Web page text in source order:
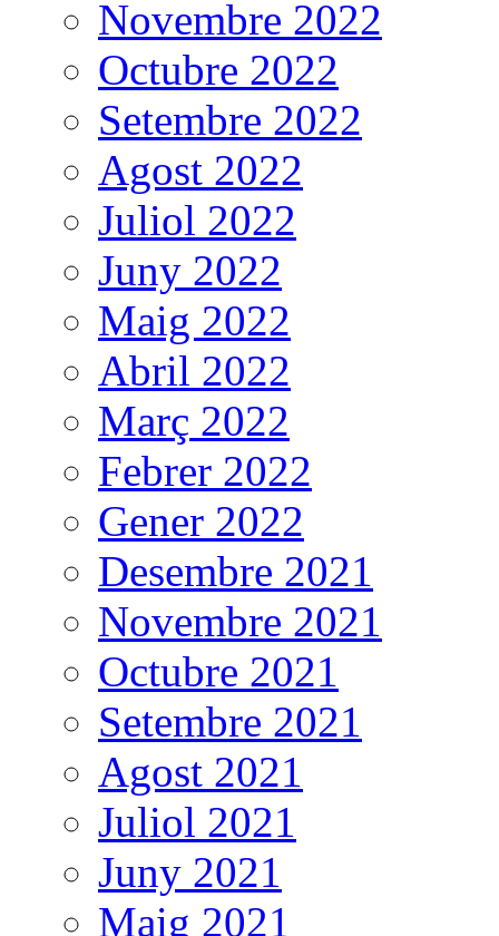
Novembre 2022
Octubre 2022
Setembre 2022
Agost 2022
Juliol 2022
Juny 2022
Maig 2022
Abril 2022
Març 2022
Febrer 2022
Gener 2022
Desembre 2021
Novembre 2021
Octubre 2021
Setembre 2021
Agost 2021
Juliol 2021
Juny 2021
Maig 2021